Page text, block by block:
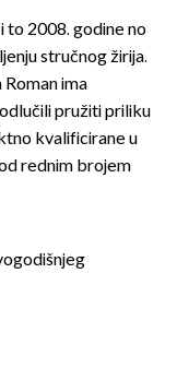
to 2008. godine no
stručnog žirija.
ima
pružiti priliku
kvalificirane u
rednim brojem